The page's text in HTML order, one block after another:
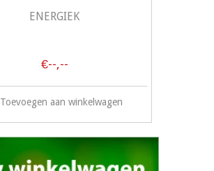
ENERGIEK
€--,--
Toevoegen aan winkelwagen